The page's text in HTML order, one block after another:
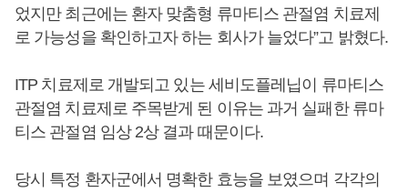
었지만 최근에는 환자 맞춤형 류마티스 관절염 치료제
로 가능성을 확인하고자 하는 회사가 늘었다”고 밝혔다.
ITP 치료제로 개발되고 있는 세비도플레닙이 류마티스
관절염 치료제로 주목받게 된 이유는 과거 실패한 류마
티스 관절염 임상 2상 결과 때문이다.
당시 특정 환자군에서 명확한 효능을 보였으며 각각의